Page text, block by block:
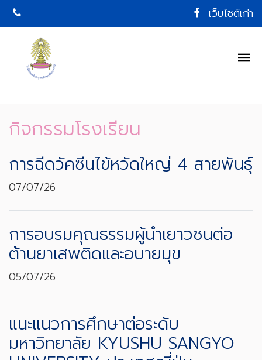
เว็บไซต์เก่า
กิจกรรมโรงเรียน
การฉีดวัคซีนไข้หวัดใหญ่ 4 สายพันธุ์
07/07/26
การอบรมคุณธรรมผู้นำเยาวชนต่อ
ต้านยาเสพติดและอบายมุข
05/07/26
แนะแนวการศึกษาต่อระดับ
มหาวิทยาลัย KYUSHU SANGYO